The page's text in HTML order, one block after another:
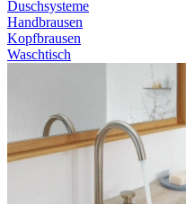
Duschsysteme
Handbrausen
Kopfbrausen
Waschtisch